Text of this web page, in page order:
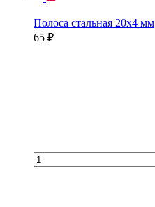
Полоса стальная 20х4 мм
65 ₽